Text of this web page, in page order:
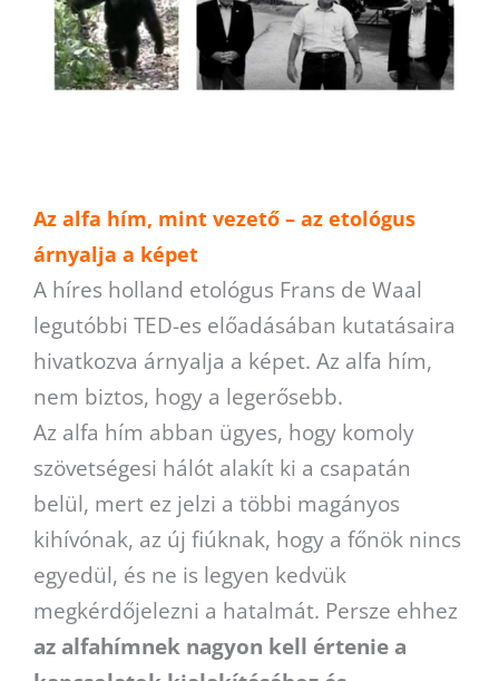
Az alfa hím, mint vezető – az etológus
árnyalja a képet
A híres holland etológus Frans de Waal
legutóbbi TED-es előadásában kutatásaira
hivatkozva árnyalja a képet. Az alfa hím,
nem biztos, hogy a legerősebb.
Az alfa hím abban ügyes, hogy komoly
szövetségesi hálót alakít ki a csapatán
belül, mert ez jelzi a többi magányos
kihívónak, az új fiúknak, hogy a főnök nincs
egyedül, és ne is legyen kedvük
megkérdőjelezni a hatalmát. Persze ehhez
az alfahímnek nagyon kell értenie a